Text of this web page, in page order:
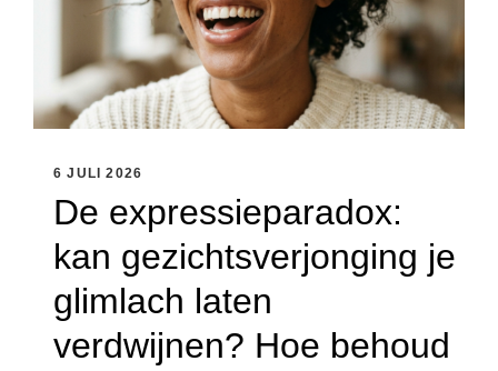
6 JULI 2026
De expressieparadox:
kan gezichtsverjonging je
glimlach laten
verdwijnen? Hoe behoud